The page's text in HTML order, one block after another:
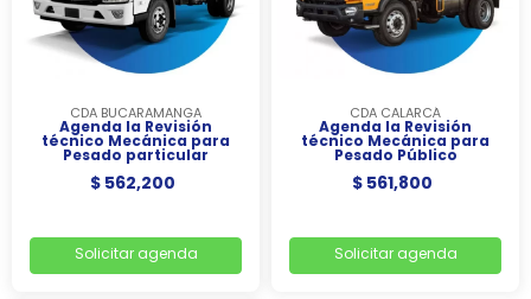
CDA BUCARAMANGA
Agenda la Revisión
técnico Mecánica para
Pesado particular
$ 562,200
Solicitar agenda
CDA CALARCÁ
Agenda la Revisión
técnico Mecánica para
Pesado Público
$ 561,800
Solicitar agenda